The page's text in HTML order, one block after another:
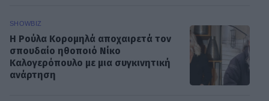
SHOWBIZ
Η Ρούλα Κορομηλά αποχαιρετά τον
σπουδαίο ηθοποιό Νίκο
Καλογερόπουλο με μια συγκινητική
ανάρτηση